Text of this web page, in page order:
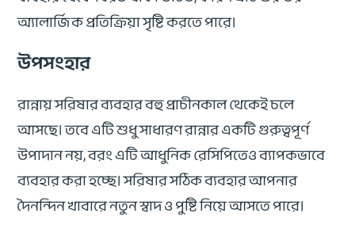
অ্যালার্জিক প্রতিক্রিয়া সৃষ্টি করতে পারে।
উপসংহার
রান্নায় সরিষার ব্যবহার বহু প্রাচীনকাল থেকেই চলে
আসছে। তবে এটি শুধু সাধারণ রান্নার একটি গুরুত্বপূর্ণ
উপাদান নয়, বরং এটি আধুনিক রেসিপিতেও ব্যাপকভাবে
ব্যবহার করা হচ্ছে। সরিষার সঠিক ব্যবহার আপনার
দৈনন্দিন খাবারে নতুন স্বাদ ও পুষ্টি নিয়ে আসতে পারে।